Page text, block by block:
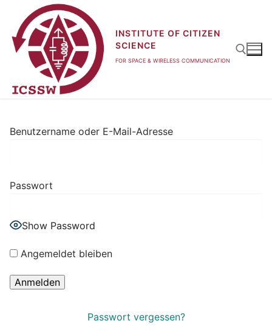
Inhalt
springen
INSTITUTE OF CITIZEN
SCIENCE
FOR SPACE & WIRELESS COMMUNICATION
Benutzername oder E-Mail-Adresse
Passwort
Show Password
Angemeldet bleiben
Passwort vergessen?